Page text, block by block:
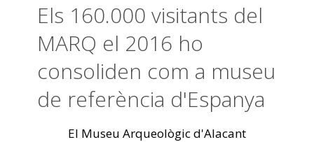
Els 160.000 visitants del
MARQ el 2016 ho
consoliden com a museu
de referència d'Espanya
El Museu Arqueològic d'Alacant